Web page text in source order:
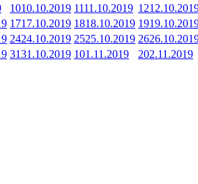
1010.10.2019 1111.10.2019 12
1717.10.2019 1818.10.2019 19
2424.10.2019 2525.10.2019 26
3131.10.2019 101.11.2019 202.11.2019